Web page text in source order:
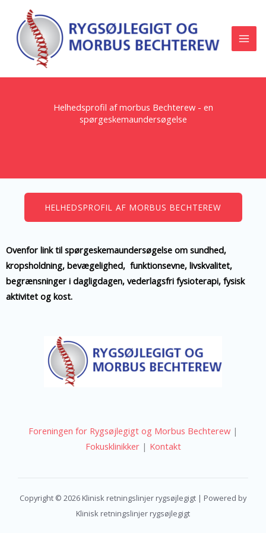
indholdet
Helhedsprofil af morbus Bechterew - en
spørgeskemaundersøgelse
HELHEDSPROFIL AF MORBUS BECHTEREW
Ovenfor link til spørgeskemaundersøgelse om sundhed,
kropsholdning, bevægelighed, funktionsevne, livskvalitet,
begrænsninger i dagligdagen, vederlagsfri fysioterapi, fysisk
aktivitet og kost.
Foreningen for Rygsøjlegigt og Morbus Bechterew|
Fokusklinikker| Kontakt
Copyright © 2026 Klinisk retningslinjer rygsøjlegigt | Powered by
Klinisk retningslinjer rygsøjlegigt